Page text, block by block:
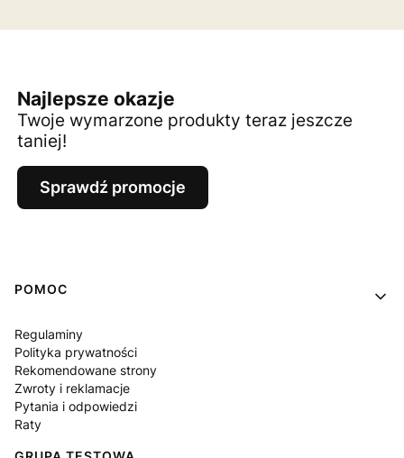
Najlepsze okazje
Twoje wymarzone produkty teraz jeszcze
taniej!
Sprawdź promocje
Linki w stopce
POMOC
Regulaminy
Polityka prywatności
Rekomendowane strony
Zwroty i reklamacje
Pytania i odpowiedzi
Raty